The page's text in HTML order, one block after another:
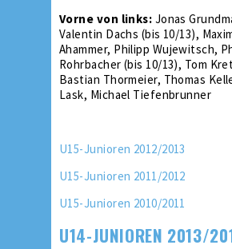
Vorne von links: Jonas
Valentin Dachs (bis 10/13),
Ahammer, Philipp Wujewitsch,
Rohrbacher (bis 10/13), Tom
Bastian Thormeier, Thomas
Lask, Michael Tiefenbrunner
U15-Junioren 2012/2013
U15-Junioren 2011/2012
U15-Junioren 2010/2011
U14-JUNIOREN 2013/